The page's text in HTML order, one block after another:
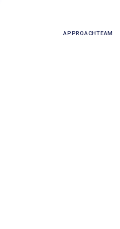
APPROACHTEAM